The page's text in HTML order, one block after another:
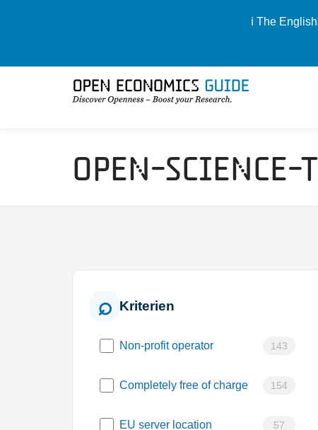
ℹ️ The
Open-Science-
Kriterien
Non-profit operator 143
Completely free of charge 154
EU server location 57